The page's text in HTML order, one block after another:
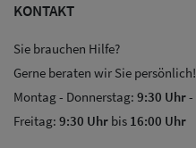
KONTAKT
Sie brauchen Hilfe?
Gerne beraten wir Sie persönlich!
Montag - Donnerstag: 9:30 Uhr-
Freitag: 9:30 Uhr bis 16:00 Uhr